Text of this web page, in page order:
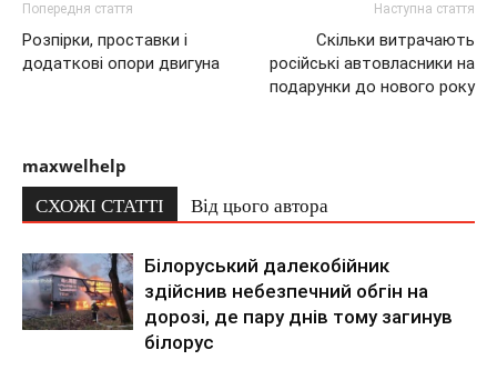
Попередня стаття
Розпірки, проставки і
додаткові опори двигуна
Наступна стаття
Скільки витрачають
російські автовласники на
подарунки до нового року
maxwelhelp
СХОЖІ СТАТТІ Від цього автора
Білоруський далекобійник
здійснив небезпечний обгін на
дорозі, де пару днів тому загинув
білорус